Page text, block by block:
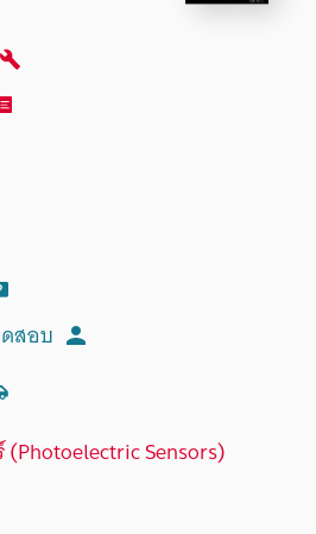
สอบ
(Photoelectric Sensors)